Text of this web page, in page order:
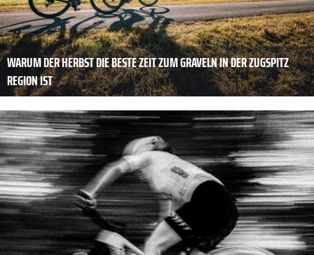
WARUM DER HERBST DIE BESTE ZEIT ZUM GRAVELN IN DER ZUGSPITZ
REGION IST